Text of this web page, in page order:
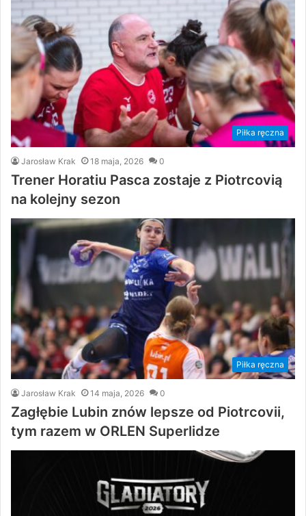
Piłka ręczna
Jarosław Krak 18 maja, 2026 0
Trener Horatiu Pasca zostaje z Piotrcovią
na kolejny sezon
Piłka ręczna
Jarosław Krak 14 maja, 2026 0
Zagłębie Lubin znów lepsze od Piotrcovii,
tym razem w ORLEN Superlidze